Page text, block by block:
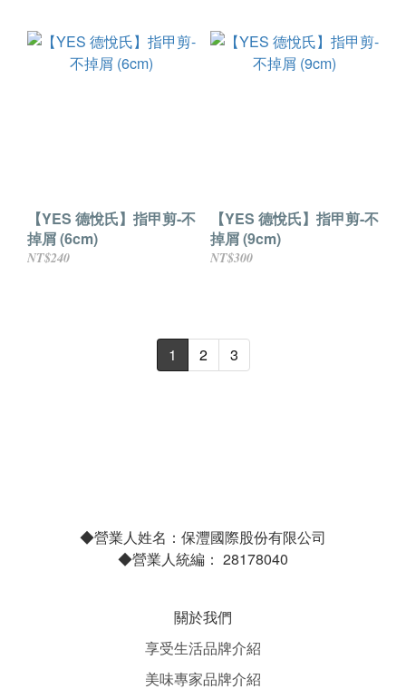
【YES 德悅氏】指甲剪-不
掉屑 (6cm)
NT$240
【YES 德悅氏】指甲剪-不
掉屑 (9cm)
NT$300
1 2 3
◆營業人姓名：保灃國際股份有限公司
◆營業人統編： 28178040
關於我們
享受生活品牌介紹
美味專家品牌介紹